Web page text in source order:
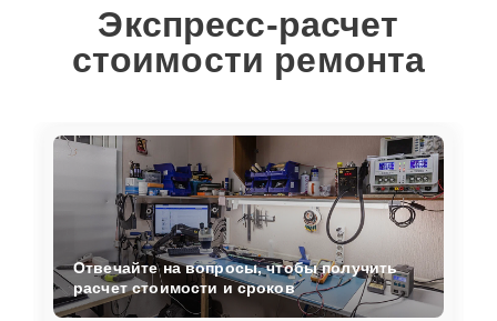
Экспресс-расчет
стоимости ремонта
Отвечайте на вопросы, чтобы получить
расчет стоимости и сроков